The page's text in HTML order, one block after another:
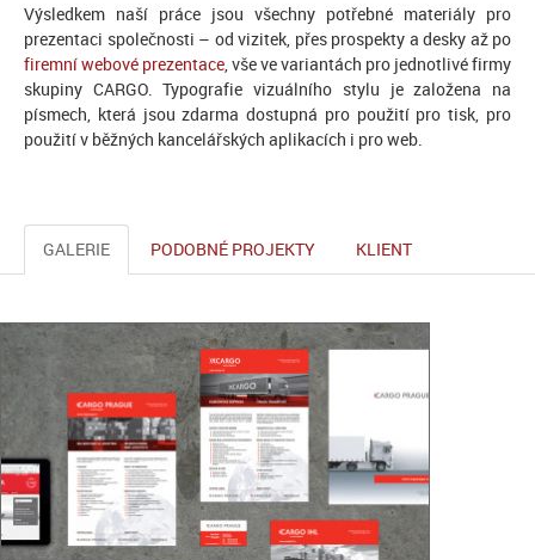
Výsledkem naší práce jsou všechny potřebné materiály pro
prezentaci společnosti – od vizitek, přes prospekty a desky až po
firemní webové prezentace, vše ve variantách pro jednotlivé firmy
skupiny CARGO. Typografie vizuálního stylu je založena na
písmech, která jsou zdarma dostupná pro použití pro tisk, pro
použití v běžných kancelářských aplikacích i pro web.
GALERIE PODOBNÉ PROJEKTY KLIENT